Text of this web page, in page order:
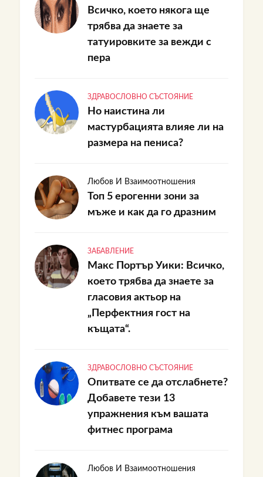
Всичко, което някога ще
трябва да знаете за
татуировките за вежди с
пера
ЗДРАВОСЛОВНО СЪСТОЯНИЕ
Но наистина ли
мастурбацията влияе ли на
размера на пениса?
Любов И Взаимоотношения
Топ 5 ерогенни зони за
мъже и как да го дразним
ЗАБАВЛЕНИЕ
Макс Портър Уики: Всичко,
което трябва да знаете за
гласовия актьор на
„Перфектния гост на
къщата“.
ЗДРАВОСЛОВНО СЪСТОЯНИЕ
Опитвате се да отслабнете?
Добавете тези 13
упражнения към вашата
фитнес програма
Любов И Взаимоотношения